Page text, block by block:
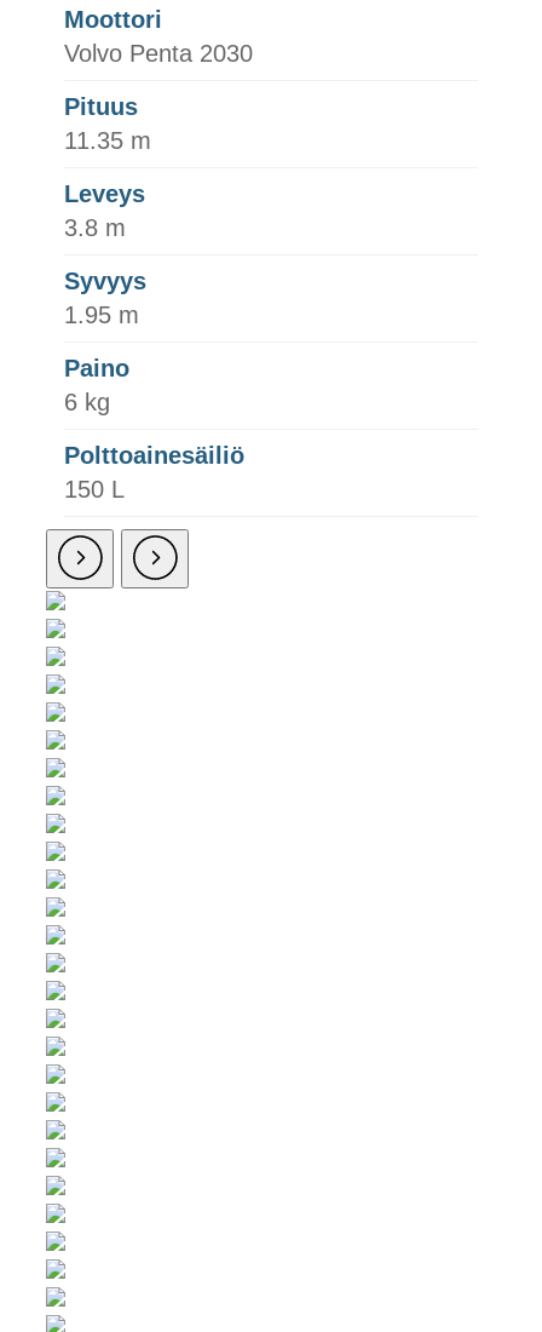
Moottori
Volvo Penta 2030
Pituus
11.35 m
Leveys
3.8 m
Syvyys
1.95 m
Paino
6 kg
Polttoainesäiliö
150 L